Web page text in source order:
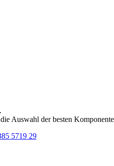
Auswahl der besten
5719 29